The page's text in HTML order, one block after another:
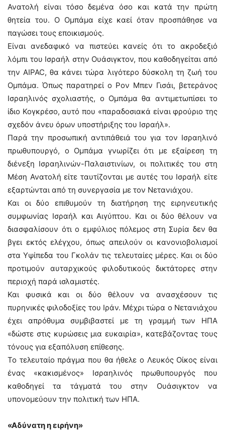
Ανατολή είναι τόσο δεμένα όσο και κατά την πρώτη
θητεία του. Ο Ομπάμα είχε καεί όταν προσπάθησε να
παγώσει τους εποικισμούς.
Είναι ανεδαφικό να πιστεύει κανείς ότι το ακροδεξιό
λόμπι του Ισραήλ στην Ουάσιγκτον, που καθοδηγείται από
την AIPAC, θα κάνει τώρα λιγότερο δύσκολη τη ζωή του
Ομπάμα. Όπως παρατηρεί ο Ρον Μπεν Γισάι, βετεράνος
Ισραηλινός σχολιαστής, ο Ομπάμα θα αντιμετωπίσει το
ίδιο Κογκρέσο, αυτό που «παραδοσιακά είναι φρούριο της
σχεδόν άνευ όρων υποστήριξης του Ισραήλ».
Παρά την προσωπική αντιπάθειά του για τον Ισραηλινό
πρωθυπουργό, ο Ομπάμα γνωρίζει ότι με εξαίρεση τη
διένεξη Ισραηλινών-Παλαιστινίων, οι πολιτικές του στη
Μέση Ανατολή είτε ταυτίζονται με αυτές του Ισραήλ είτε
εξαρτώνται από τη συνεργασία με τον Νετανιάχου.
Και οι δύο επιθυμούν τη διατήρηση της ειρηνευτικής
συμφωνίας Ισραήλ και Αιγύπτου. Και οι δύο θέλουν να
διασφαλίσουν ότι ο εμφύλιος πόλεμος στη Συρία δεν θα
βγει εκτός ελέγχου, όπως απειλούν οι κανονιοβολισμοί
στα Υψίπεδα του Γκολάν τις τελευταίες μέρες. Και οι δύο
προτιμούν αυταρχικούς φιλοδυτικούς δικτάτορες στην
περιοχή παρά ισλαμιστές.
Και φυσικά και οι δύο θέλουν να ανασχέσουν τις
πυρηνικές φιλοδοξίες του Ιράν. Μέχρι τώρα o Νετανιάχου
έχει απρόθυμα συμβιβαστεί με τη γραμμή των ΗΠΑ
«δώστε στις κυρώσεις μια ευκαιρία», κατεβάζοντας τους
τόνους για εξαπόλυση επίθεσης.
Το τελευταίο πράγμα που θα ήθελε ο Λευκός Οίκος είναι
ένας «κακισμένος» Ισραηλινός πρωθυπουργός που
καθοδηγεί τα τάγματά του στην Ουάσιγκτον να
υπονομεύουν την πολιτική των ΗΠΑ.
«Αδύνατη η ειρήνη»